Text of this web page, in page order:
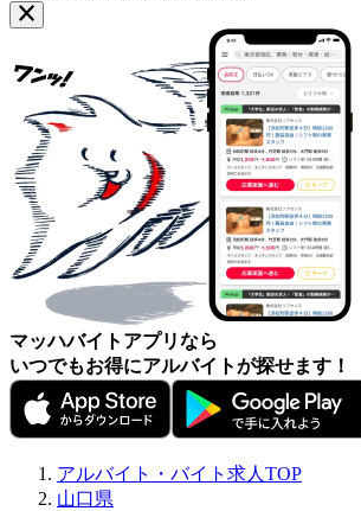
マッハバイトアプリなら
いつでもお得にアルバイトが探せます！
アルバイト・バイト求人TOP
山口県